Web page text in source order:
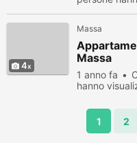
4
Massa
Massa
1 anno fa
hanno
1 2